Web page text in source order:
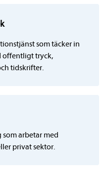
som täcker in
offentligt tryck,
tidskrifter.
arbetar med
privat sektor.